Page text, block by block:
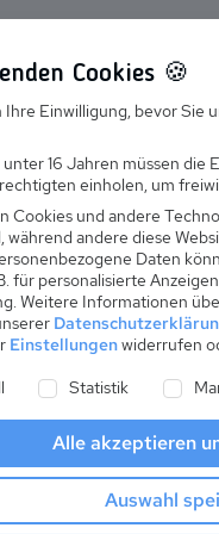
Suchen
Karriere
Ausbildung
ab
pro Nacht
Anreise
Cookies 🍪
Einwilligung, bevor Sie
16 Jahren müssen die
einholen, um
Cookies und andere
während andere diese
Daten
für personalisierte
Weitere Informationen
Einstellungenwiderrufen
Liste der Service-
Statistik
Alle akzeptieren
Auswahl